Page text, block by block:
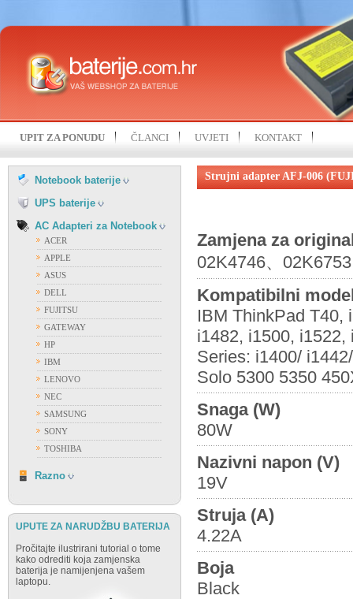
UPIT ZA PONUDU ČLANCI UVJETI KONTAKT
Notebook baterije
LENOVO
MITAC
MSI
SAMSUNG
SONY
TOSHIBA
UNIWILL
UPS baterije
FIRST POWER
OSTALI PROIZVOĐAČI
VISION
AC Adapteri za Notebook
ACER
APPLE
ASUS
DELL
FUJITSU
GATEWAY
HP
IBM
LENOVO
NEC
SAMSUNG
SONY
TOSHIBA
Razno
UPUTE ZA NARUDŽBU BATERIJA
Pročitajte ilustrirani tutorial o tome
kako odrediti koja zamjenska
baterija je namijenjena vašem
laptopu.
Strujni adapter AFJ-006
Zamjena za
02K4746、
Kompatibilni
IBM ThinkPad T40,
i1482, i1500,
Series: i1400/
Solo 5300 5350
Snaga (W)
80W
Nazivni napon (V)
19V
Struja (A)
4.22A
Boja
Black